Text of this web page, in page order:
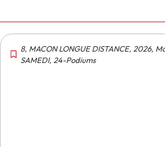
8, MACON LONGUE DISTANCE, 2026,
SAMEDI, 24-Podiums